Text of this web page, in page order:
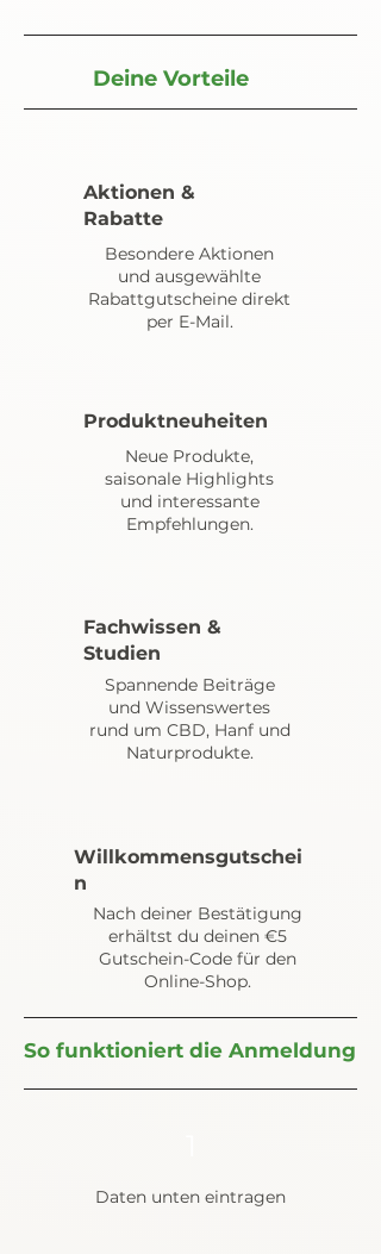
Deine Vorteile
Aktionen &
Rabatte
Besondere Aktionen
und ausgewählte
Rabattgutscheine direkt
per E-Mail.
Produktneuheiten
Neue Produkte,
saisonale Highlights
und interessante
Empfehlungen.
Fachwissen &
Studien
Spannende Beiträge
und Wissenswertes
rund um CBD, Hanf und
Naturprodukte.
Willkommensgutschei
n
Nach deiner Bestätigung
erhältst du deinen €5
Gutschein-Code für den
Online-Shop.
So funktioniert die Anmeldung
Daten unten eintragen